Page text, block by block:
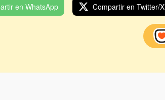
en WhatsApp Compartir en Twitter/X